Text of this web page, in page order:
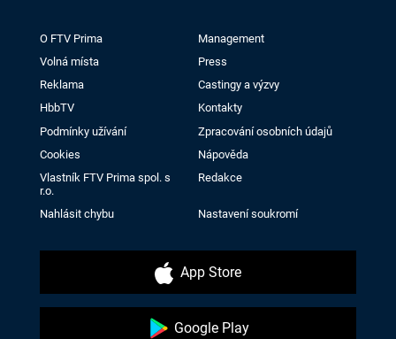
O FTV Prima
Management
Volná místa
Press
Reklama
Castingy a výzvy
HbbTV
Kontakty
Podmínky užívání
Zpracování osobních údajů
Cookies
Nápověda
Vlastník FTV Prima spol. s
r.o.
Redakce
Nahlásit chybu Nastavení soukromí
App Store
Google Play